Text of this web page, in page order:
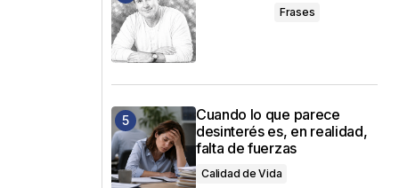
Frases
Cuando lo que parece
desinterés es, en realidad,
falta de fuerzas
Calidad de Vida